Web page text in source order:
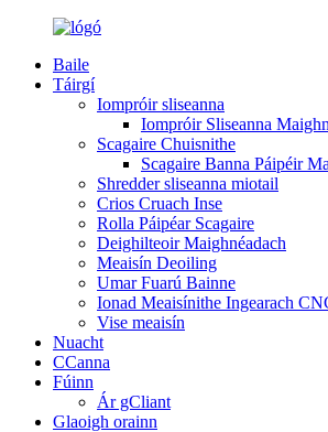
Baile
Táirgí
Iompróir sliseanna
Iompróir Sliseanna
Scagaire Chuisnithe
Scagaire Banna Páipéir
Shredder sliseanna miotail
Crios Cruach Inse
Rolla Páipéar Scagaire
Deighilteoir Maighnéadach
Meaisín Deoiling
Umar Fuarú Bainne
Ionad Meaisínithe Ingearach
Vise meaisín
Nuacht
CCanna
Fúinn
Ár gCliant
Glaoigh orainn